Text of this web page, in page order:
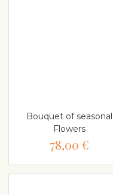
Bouquet of seasonal
Flowers
78,00 €